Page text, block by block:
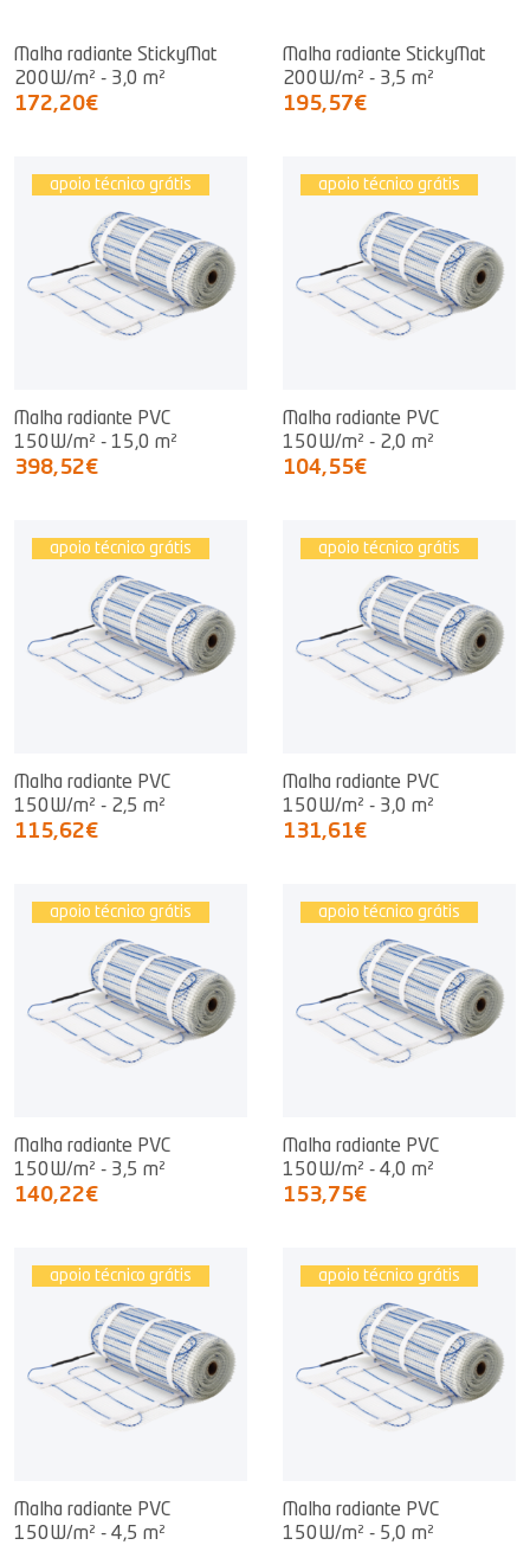
Malha radiante StickyMat
200W/m² - 3,0 m²
172,20€
Malha radiante StickyMat
200W/m² - 3,5 m²
195,57€
apoio técnico grátis
Malha radiante PVC
150W/m² - 15,0 m²
398,52€
apoio técnico grátis
Malha radiante PVC
150W/m² - 2,0 m²
104,55€
apoio técnico grátis
Malha radiante PVC
150W/m² - 2,5 m²
115,62€
apoio técnico grátis
Malha radiante PVC
150W/m² - 3,0 m²
131,61€
apoio técnico grátis
Malha radiante PVC
150W/m² - 3,5 m²
140,22€
apoio técnico grátis
Malha radiante PVC
150W/m² - 4,0 m²
153,75€
apoio técnico grátis
Malha radiante PVC
150W/m² - 4,5 m²
apoio técnico grátis
Malha radiante PVC
150W/m² - 5,0 m²